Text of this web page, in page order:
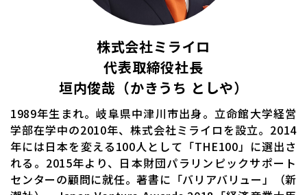
株式会社ミライロ
代表取締役社長
垣内俊哉（かきうち としや）
1989年生まれ。岐阜県中津川市出身。立命館大学経営
学部在学中の2010年、株式会社ミライロを設立。2014
年には日本を変える100人として「THE100」に選出さ
れる。2015年より、日本財団パラリンピックサポート
センターの顧問に就任。著書に「バリアバリュー」（新